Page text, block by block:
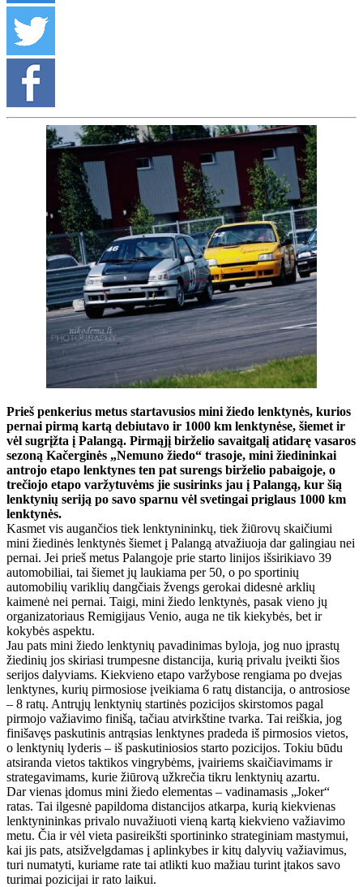
Prieš penkerius metus startavusios mini žiedo lenktynės, kurios
pernai pirmą kartą debiutavo ir 1000 km lenktynėse, šiemet ir
vėl sugrįžta į Palangą. Pirmąjį birželio savaitgalį atidarę vasaros
sezoną Kačerginės „Nemuno žiedo“ trasoje, mini žiedininkai
antrojo etapo lenktynes ten pat surengs birželio pabaigoje, o
trečiojo etapo varžytuvėms jie susirinks jau į Palangą, kur šią
lenktynių seriją po savo sparnu vėl svetingai priglaus 1000 km
lenktynės.
Kasmet vis augančios tiek lenktynininkų, tiek žiūrovų skaičiumi
mini žiedinės lenktynės šiemet į Palangą atvažiuoja dar galingiau nei
pernai. Jei prieš metus Palangoje prie starto linijos išsirikiavo 39
automobiliai, tai šiemet jų laukiama per 50, o po sportinių
automobilių variklių dangčiais žvengs gerokai didesnė arklių
kaimenė nei pernai. Taigi, mini žiedo lenktynės, pasak vieno jų
organizatoriaus Remigijaus Venio, auga ne tik kiekybės, bet ir
kokybės aspektu.
Jau pats mini žiedo lenktynių pavadinimas byloja, jog nuo įprastų
žiedinių jos skiriasi trumpesne distancija, kurią privalu įveikti šios
serijos dalyviams. Kiekvieno etapo varžybose rengiama po dvejas
lenktynes, kurių pirmosiose įveikiama 6 ratų distancija, o antrosiose
– 8 ratų. Antrųjų lenktynių startinės pozicijos skirstomos pagal
pirmojo važiavimo finišą, tačiau atvirkštine tvarka. Tai reiškia, jog
finišavęs paskutinis antrąsias lenktynes pradeda iš pirmosios vietos,
o lenktynių lyderis – iš paskutiniosios starto pozicijos. Tokiu būdu
atsiranda vietos taktikos vingrybėms, įvairiems skaičiavimams ir
strategavimams, kurie žiūrovą užkrečia tikru lenktynių azartu.
Dar vienas įdomus mini žiedo elementas – vadinamasis „Joker“
ratas. Tai ilgesnė papildoma distancijos atkarpa, kurią kiekvienas
lenktynininkas privalo nuvažiuoti vieną kartą kiekvieno važiavimo
metu. Čia ir vėl vieta pasireikšti sportininko strateginiam mastymui,
kai jis pats, atsižvelgdamas į aplinkybes ir kitų dalyvių važiavimus,
turi numatyti, kuriame rate tai atlikti kuo mažiau turint įtakos savo
turimai pozicijai ir rato laikui.